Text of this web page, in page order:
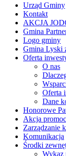
Urząd Gminy
Kontakt
AKCJA
Gmina
Logo gminy
Gmina Lyski
Oferta
O nas
Oferta
Dane
Honorowe
Akcja
Zarządzanie
Komunikacja
Środki
Wykaz